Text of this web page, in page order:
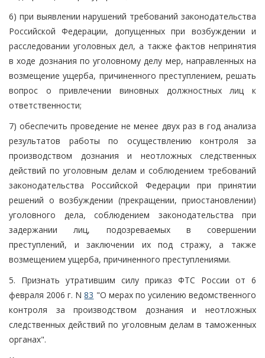
6) при выявлении нарушений требований законодательства
Российской Федерации, допущенных при возбуждении и
расследовании уголовных дел, а также фактов непринятия
в ходе дознания по уголовному делу мер, направленных на
возмещение ущерба, причиненного преступлением, решать
вопрос о привлечении виновных должностных лиц к
ответственности;
7) обеспечить проведение не менее двух раз в год анализа
результатов работы по осуществлению контроля за
производством дознания и неотложных следственных
действий по уголовным делам и соблюдением требований
законодательства Российской Федерации при принятии
решений о возбуждении (прекращении, приостановлении)
уголовного дела, соблюдением законодательства при
задержании лиц, подозреваемых в совершении
преступлений, и заключении их под стражу, а также
возмещением ущерба, причиненного преступлениями.
5. Признать утратившим силу приказ ФТС России от 6
февраля 2006 г. N83 "О мерах по усилению ведомственного
контроля за производством дознания и неотложных
следственных действий по уголовным делам в таможенных
органах".